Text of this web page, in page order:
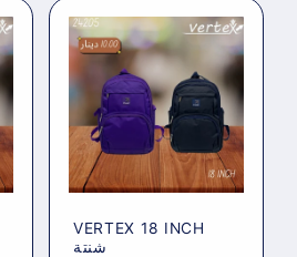
VERTEX 18 INCH
شنتة